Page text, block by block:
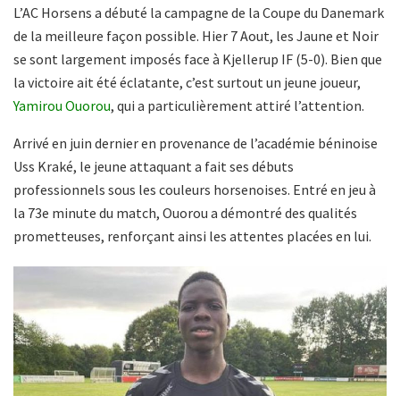
L’AC Horsens a débuté la campagne de la Coupe du Danemark
de la meilleure façon possible. Hier 7 Aout, les Jaune et Noir
se sont largement imposés face à Kjellerup IF (5-0). Bien que
la victoire ait été éclatante, c’est surtout un jeune joueur,
Yamirou Ouorou, qui a particulièrement attiré l’attention.
Arrivé en juin dernier en provenance de l’académie béninoise
Uss Kraké, le jeune attaquant a fait ses débuts
professionnels sous les couleurs horsenoises. Entré en jeu à
la 73e minute du match, Ouorou a démontré des qualités
prometteuses, renforçant ainsi les attentes placées en lui.